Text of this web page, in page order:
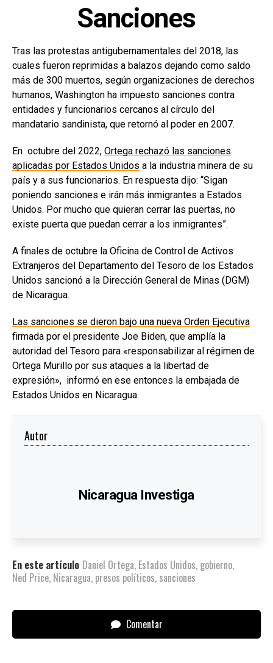
Sanciones
Tras las protestas antigubernamentales del 2018, las
cuales fueron reprimidas a balazos dejando como saldo
más de 300 muertos, según organizaciones de derechos
humanos, Washington ha impuesto sanciones contra
entidades y funcionarios cercanos al círculo del
mandatario sandinista, que retornó al poder en 2007.
En octubre del 2022, Ortega rechazó las sanciones
aplicadas por Estados Unidos a la industria minera de su
país y a sus funcionarios. En respuesta dijo: “Sigan
poniendo sanciones e irán más inmigrantes a Estados
Unidos. Por mucho que quieran cerrar las puertas, no
existe puerta que puedan cerrar a los inmigrantes”.
A finales de octubre la Oficina de Control de Activos
Extranjeros del Departamento del Tesoro de los Estados
Unidos sancionó a la Dirección General de Minas (DGM)
de Nicaragua.
Las sanciones se dieron bajo una nueva Orden Ejecutiva
firmada por el presidente Joe Biden, que amplía la
autoridad del Tesoro para «responsabilizar al régimen de
Ortega Murillo por sus ataques a la libertad de
expresión», informó en ese entonces la embajada de
Estados Unidos en Nicaragua.
Autor
Nicaragua Investiga
En este artículo Daniel Ortega, Estados Unidos, gobierno,
Ned Price, Nicaragua, presos políticos, sanciones
Comentar